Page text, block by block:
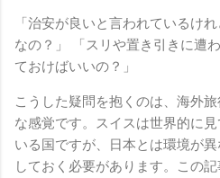
「治安が良いと言われているけ
なの？」 「スリや置き引きに遭
ておけばいいの？」
こうした疑問を抱くのは、海外
な感覚です。スイスは世界的に
いる国ですが、日本とは環境が
しておく必要があります。この